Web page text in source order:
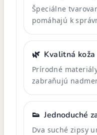
Špeciálne
pomáhajú k
🌿 Kvalitná koža
Prírodné
zabraňujú
👟 Jednoduché
Dva suché zipsy